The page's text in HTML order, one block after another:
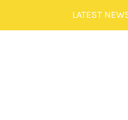
to
LATEST
着 Alive》巡演 Zepp KL 热血开